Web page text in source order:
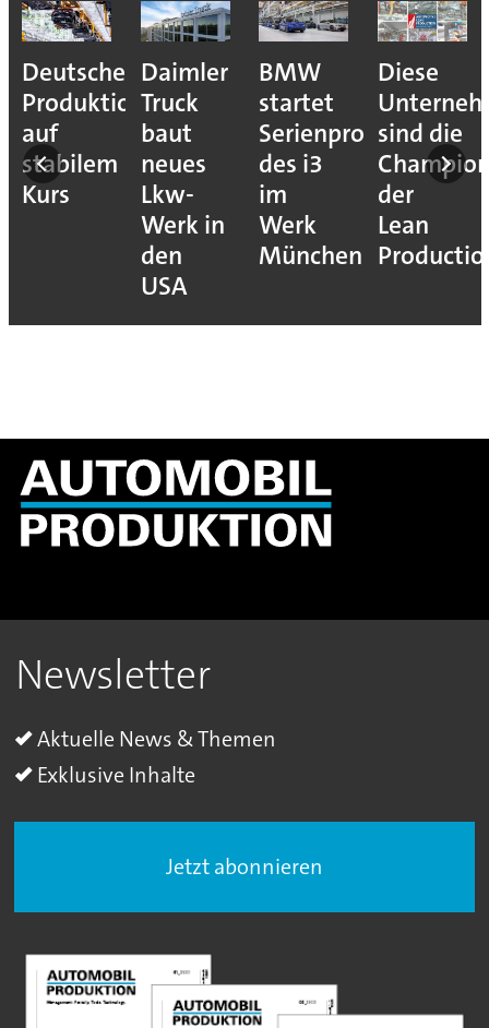
Deutsche
Produktion
auf
stabilem
Kurs
Daimler
Truck
baut
neues
Lkw-
Werk in
den
USA
BMW
startet
Serienproduktion
des i3
im
Werk
München
Diese
sind die
der
Lean
Newsletter
Aktuelle News & Themen
Exklusive Inhalte
Jetzt abonnieren